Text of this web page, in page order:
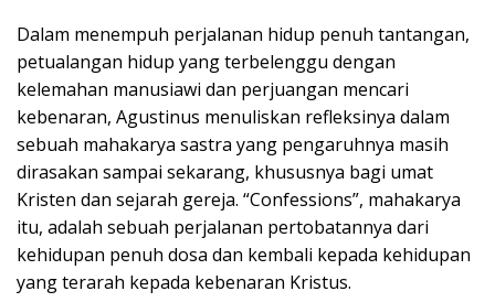
Dalam menempuh perjalanan hidup penuh tantangan,
petualangan hidup yang terbelenggu dengan
kelemahan manusiawi dan perjuangan mencari
kebenaran, Agustinus menuliskan refleksinya dalam
sebuah mahakarya sastra yang pengaruhnya masih
dirasakan sampai sekarang, khususnya bagi umat
Kristen dan sejarah gereja. “Confessions”, mahakarya
itu, adalah sebuah perjalanan pertobatannya dari
kehidupan penuh dosa dan kembali kepada kehidupan
yang terarah kepada kebenaran Kristus.